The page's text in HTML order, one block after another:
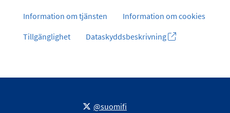
Information om tjänsten
Information om cookies
Tillgänglighet
Dataskyddsbeskrivning
@suomifi